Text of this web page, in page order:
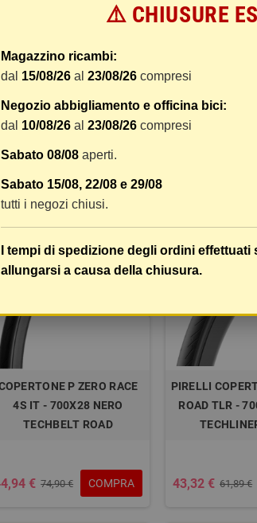
P ZERO RACE IT
ROAD
COPERTONE P
700X26, NERO,
P ZERO RACE
4S IT - 700X28 NERO
TECHBELT ROAD
€ 74,90 € COMPRA
PIRELLI
ROAD TLR -
43,32 € 61,89 €
⚠️ CHIUSURE
Magazzino ricambi:
dal 15/08/26 al 23/08/26 compresi
Negozio abbigliamento e officina bici:
dal 10/08/26 al 23/08/26 compresi
Sabato 08/08 aperti.
Sabato 15/08, 22/08 e 29/08
tutti i negozi chiusi.
I tempi di spedizione degli ordini
allungarsi a causa della chiusura.